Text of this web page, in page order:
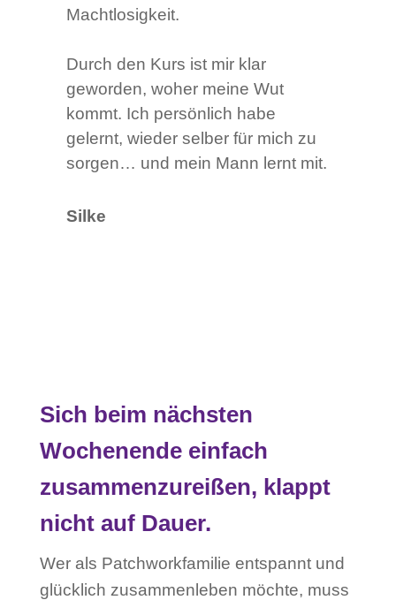
Machtlosigkeit.
Durch den Kurs ist mir klar
geworden, woher meine Wut
kommt. Ich persönlich habe
gelernt, wieder selber für mich zu
sorgen… und mein Mann lernt mit.
Silke
Sich beim nächsten
Wochenende einfach
zusammenzureißen, klappt
nicht auf Dauer.
Wer als Patchworkfamilie entspannt und
glücklich zusammenleben möchte, muss